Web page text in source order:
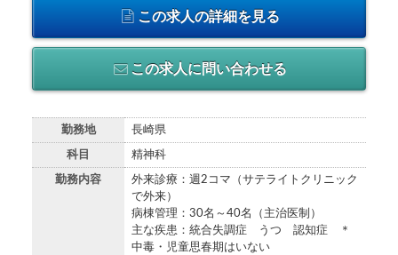
この求人の詳細を見る
この求人に問い合わせる
勤務地 長崎県
科目 精神科
勤務内容
外来診療：週2コマ（サテライトクリニック
で外来）
病棟管理：30名～40名（主治医制）
主な疾患：統合失調症 うつ 認知症 ＊
中毒・児童思春期はいない